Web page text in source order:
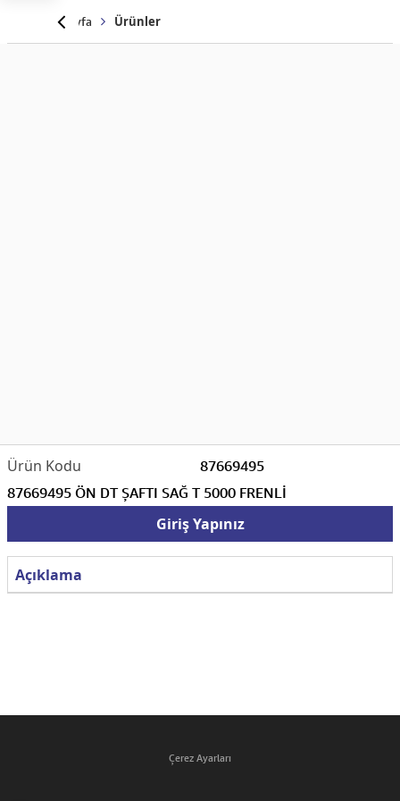
Anasayfa Ürünler
87669495
87669495 ÖN DT ŞAFTI SAĞ T 5000 FRENLİ
Giriş Yapınız
Açıklama
Çerez Ayarları